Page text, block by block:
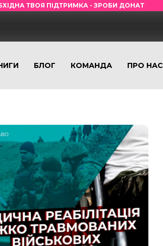
ТВОЯ ПІДТРИМКА - ЗРОБИ ДОНАТ
БЛОГ КОМАНДА ПРО НАС